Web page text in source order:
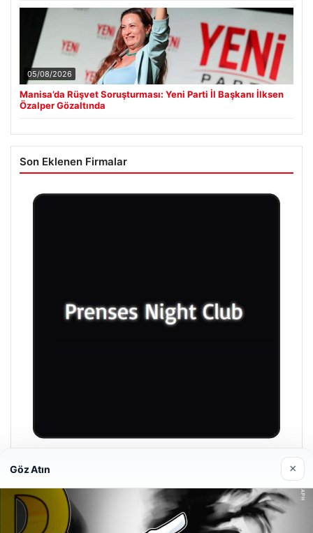
05/08/2026
Manisa’da Rüşvet Soruşturması: Yeni Parti İl Başkanı İlksen
Özalper Gözaltında
Son Eklenen Firmalar
Prenses Night Club
Göz Atın ×